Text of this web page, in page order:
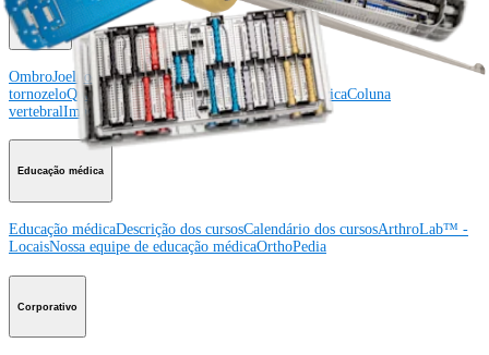
Producto
OmbroJoelho CotoveloMão e punhoPé e
tornozeloQuadrilOrtobiológicosCirurgia cardiotorácicaColuna
vertebralImagem e ressecção
Educação médica
Educação médicaDescrição dos cursosCalendário dos cursosArthroLab™ -
LocaisNossa equipe de educação médicaOrthoPedia
Corporativo